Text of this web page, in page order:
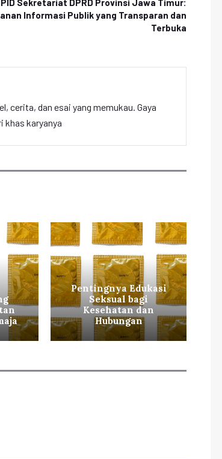
Sekretariat DPRD Provinsi Jawa Timur:
Informasi Publik yang Transparan dan
Terbuka
cerita, dan esai yang memukau. Gaya
khas karyanya
Pentingnya Edukasi
Seksual bagi
Kesehatan dan
Hubungan